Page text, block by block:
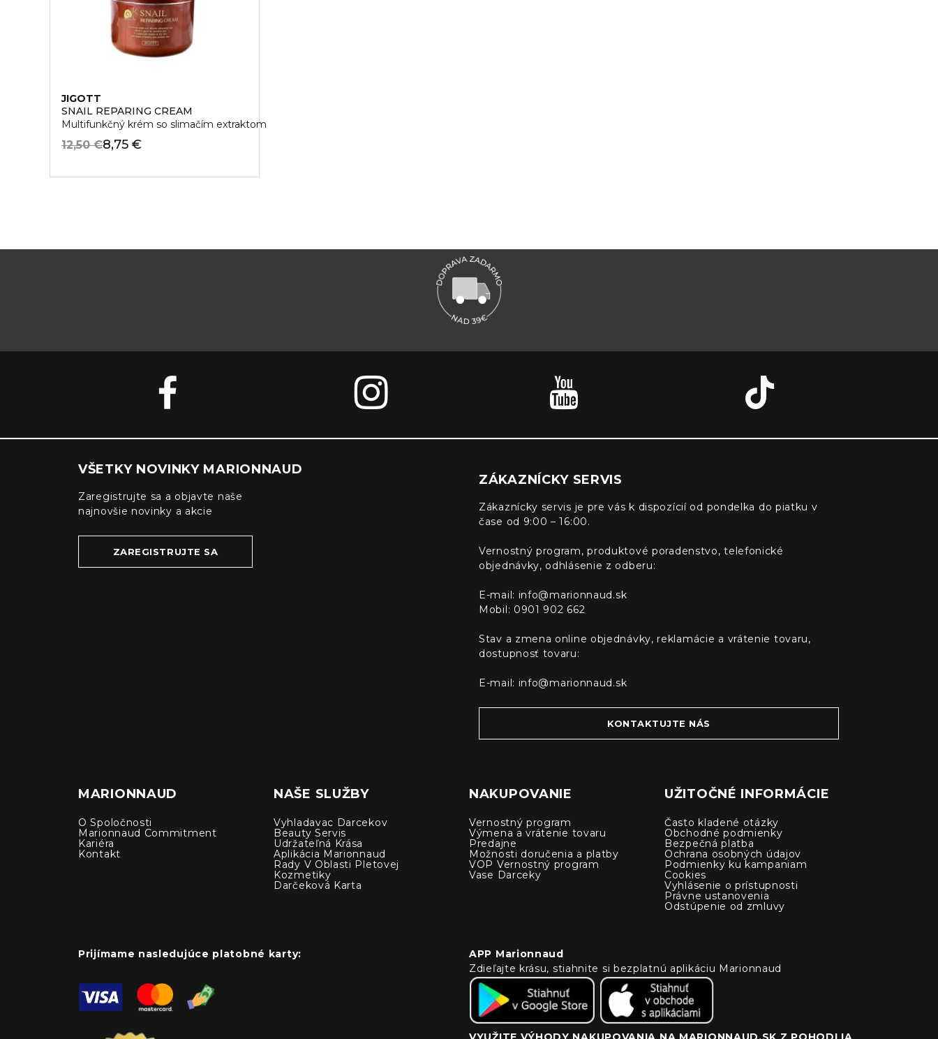
JIGOTT
SNAIL REPARING CREAM
Multifunkčný krém so slimačím extraktom
8,75 €
12,50 €
VŠETKY NOVINKY MARIONNAUD
Zaregistrujte sa a objavte naše
najnovšie novinky a akcie
ZAREGISTRUJTE SA
ZÁKAZNÍCKY SERVIS
Zákaznícky servis je pre vás k dispozícií od pondelka do piatku v
čase od 9:00 – 16:00.
Vernostný program, produktové poradenstvo, telefonické
objednávky, odhlásenie z odberu:
E-mail: info@marionnaud.sk
Mobil: 0901 902 662
Stav a zmena online objednávky, reklamácie a vrátenie tovaru,
dostupnosť tovaru:
E-mail: info@marionnaud.sk
KONTAKTUJTE NÁS
MARIONNAUD
O Spoločnosti
Marionnaud Commitment
Kariéra
Kontakt
NAŠE SLUŽBY
Vyhladavac Darcekov
Beauty Servis
Udržateľná Krása
Aplikácia Marionnaud
Rady V Oblasti Pletovej
Kozmetiky
Darčeková Karta
NAKUPOVANIE
Vernostný program
Výmena a vrátenie tovaru
Predajne
Možnosti doručenia a platby
VOP Vernostný program
Vase Darceky
UŽITOČNÉ INFORMÁCIE
Často kladené otázky
Obchodné podmienky
Bezpečná platba
Ochrana osobných údajov
Podmienky ku kampaniam
Cookies
Vyhlásenie o prístupnosti
Právne ustanovenia
Odstúpenie od zmluvy
Prijímame nasledujúce platobné karty:
APP Marionnaud
Zdieľajte krásu, stiahnite si bezplatnú aplikáciu Marionnaud